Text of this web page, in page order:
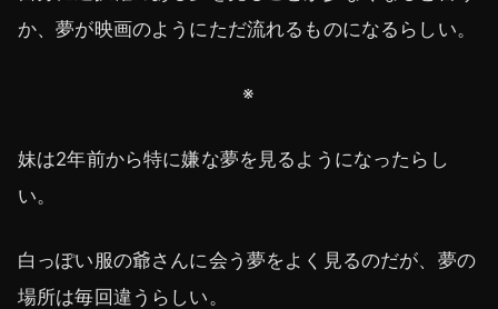
か、夢が映画のようにただ流れるものになるらしい。
※
妹は2年前から特に嫌な夢を見るようになったらし
い。
白っぽい服の爺さんに会う夢をよく見るのだが、夢の
場所は毎回違うらしい。